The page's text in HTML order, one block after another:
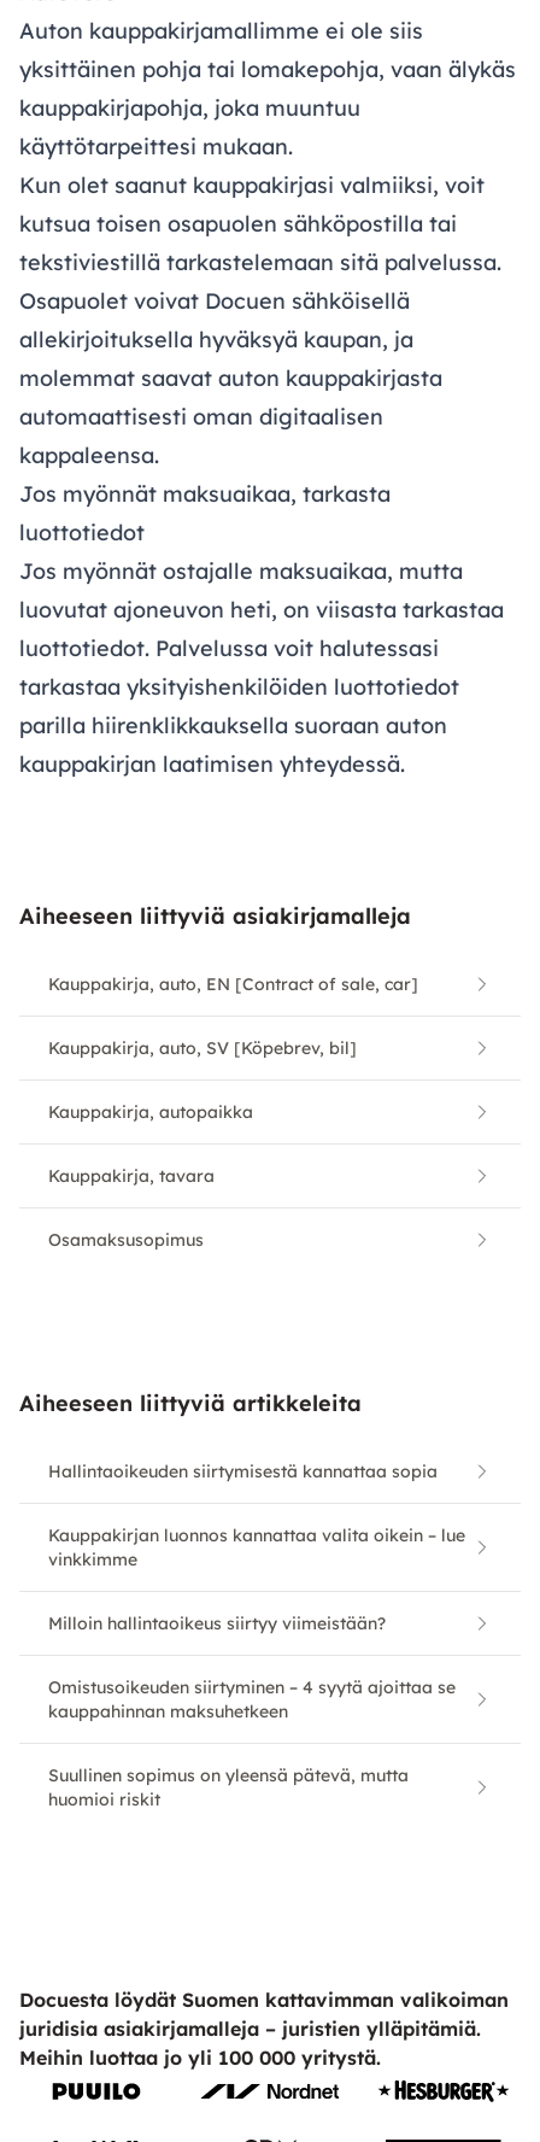
Auton kauppakirjamallimme ei ole siis
yksittäinen pohja tai lomakepohja, vaan älykäs
kauppakirjapohja, joka muuntuu
käyttötarpeittesi mukaan.
Kun olet saanut kauppakirjasi valmiiksi, voit
kutsua toisen osapuolen sähköpostilla tai
tekstiviestillä tarkastelemaan sitä palvelussa.
Osapuolet voivat Docuen sähköisellä
allekirjoituksella hyväksyä kaupan, ja
molemmat saavat auton kauppakirjasta
automaattisesti oman digitaalisen
kappaleensa.
Jos myönnät maksuaikaa, tarkasta
luottotiedot
Jos myönnät ostajalle maksuaikaa, mutta
luovutat ajoneuvon heti, on viisasta tarkastaa
luottotiedot. Palvelussa voit halutessasi
tarkastaa yksityishenkilöiden luottotiedot
parilla hiirenklikkauksella suoraan auton
kauppakirjan laatimisen yhteydessä.
Aiheeseen liittyviä asiakirjamalleja
Kauppakirja, auto, EN [Contract of sale, car]
Kauppakirja, auto, SV [Köpebrev, bil]
Kauppakirja, autopaikka
Kauppakirja, tavara
Osamaksusopimus
Aiheeseen liittyviä artikkeleita
Hallintaoikeuden siirtymisestä kannattaa sopia
Kauppakirjan luonnos kannattaa valita oikein – lue
vinkkimme
Milloin hallintaoikeus siirtyy viimeistään?
Omistusoikeuden siirtyminen – 4 syytä ajoittaa se
kauppahinnan maksuhetkeen
Suullinen sopimus on yleensä pätevä, mutta
huomioi riskit
Docuesta löydät Suomen kattavimman valikoiman
juridisia asiakirjamalleja – juristien ylläpitämiä.
Meihin luottaa jo yli 100 000 yritystä.